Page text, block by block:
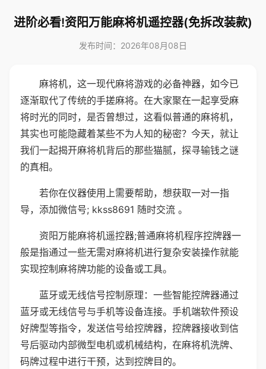
进阶必看!资阳万能麻将机遥控器(免拆改装款)
发布时间：2026年08月08日
麻将机，这一现代麻将游戏的必备神器，如今已
逐渐取代了传统的手搓麻将。在大家聚在一起享受麻
将时光的同时，是否曾想过，这看似普通的麻将机，
其实也可能隐藏着某些不为人知的秘密？今天，就让
我们一起揭开麻将机背后的那些猫腻，探寻输钱之谜
的真相。
若你在仪器使用上需要帮助，想获取一对一指
导，添加微信号; kkss8691 随时交流 。
资阳万能麻将机遥控器;普通麻将机程序控牌器一
般是指通过一些无需对麻将机进行复杂安装操作就能
实现控制麻将牌功能的设备或工具。
蓝牙或无线信号控制原理：一些智能控牌器通过
蓝牙或无线信号与手机等设备连接。手机端软件预设
好牌型等指令，发送信号给控牌器，控牌器接收到信
号后驱动内部微型电机或机械结构，在麻将机洗牌、
码牌过程中进行干预，达到控牌目的。